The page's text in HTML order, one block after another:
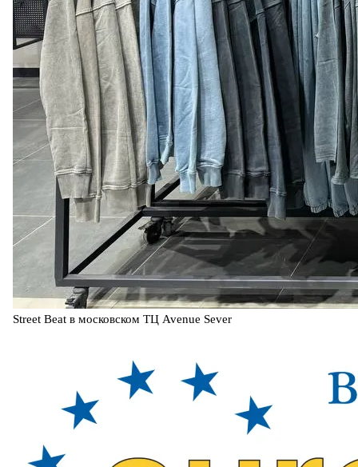
Street Beat в московском ТЦ Avenue Sever